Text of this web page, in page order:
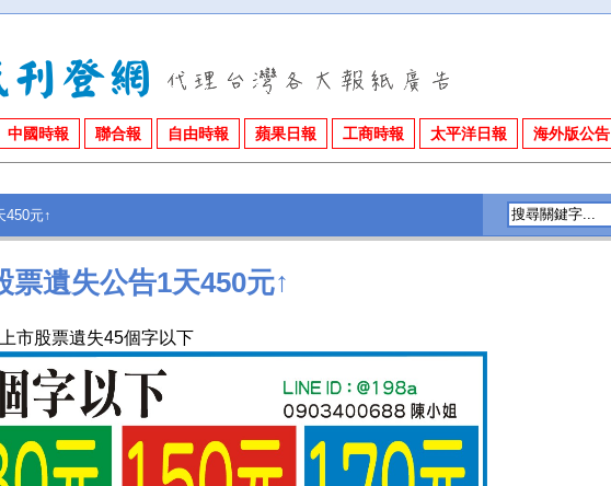
中國時報 聯合報 自由時報 蘋果日報 工商時報 太平洋日報 海外版公告
450元↑
票遺失公告1天450元↑
市股票遺失45個字以下